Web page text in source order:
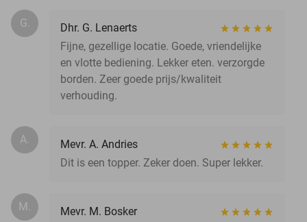
G.
Dhr. G. Lenaerts
Fijne, gezellige locatie. Goede, vriendelijke
en vlotte bediening. Lekker eten. verzorgde
borden. Zeer goede prijs/kwaliteit
verhouding.
A.
Mevr. A. Andries
Dit is een topper. Zeker doen. Super lekker.
M.
Mevr. M. Bosker